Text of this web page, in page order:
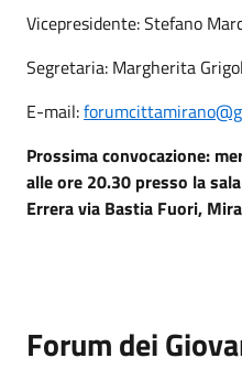
Vicepresidente: Stefano
Segretaria: Margherita
E-mail:
Prossima convocazione:
alle ore 20.30 presso la
Errera via Bastia Fuori,
Forum dei